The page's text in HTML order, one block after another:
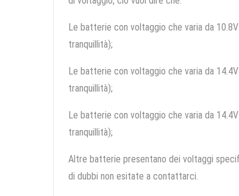
Le batterie con voltaggio che varia da
tranquillità);
Le batterie con voltaggio che varia da
tranquillità);
Le batterie con voltaggio che varia da
tranquillità);
Altre batterie presentano dei voltaggi
di dubbi non esitate a contattarci.